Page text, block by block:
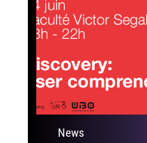
News